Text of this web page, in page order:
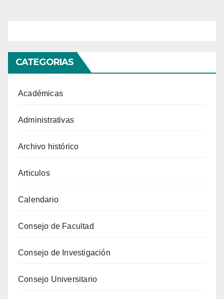
CATEGORIAS
Académicas
Administrativas
Archivo histórico
Articulos
Calendario
Consejo de Facultad
Consejo de Investigación
Consejo Universitario